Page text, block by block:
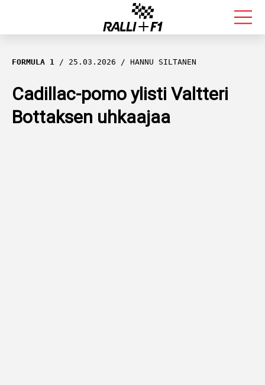
FORMULA 1
RALLI
KALLE ROVANPERÄ
FORMULA 1 25.03.2026 HANNU SILTANEN
Cadillac-pomo ylisti Valtteri
Bottaksen uhkaajaa